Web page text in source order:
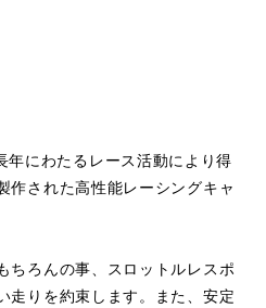
にわたるレース活動により得
作された高性能レーシングキャ
ちろんの事、スロットルレスポ
走りを約束します。また、安定